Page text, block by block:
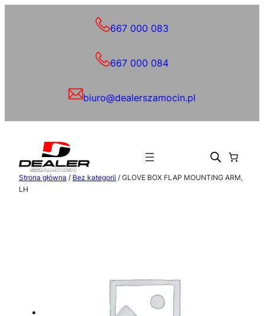
667 000 083
667 000 084
biuro@dealerszamocin.pl
Strona główna / Bez kategorii / GLOVE BOX FLAP MOUNTING ARM,
LH